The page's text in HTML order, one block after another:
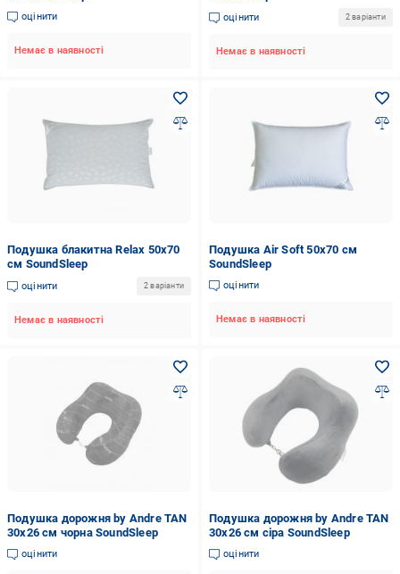
оцінити
Немає в наявності
оцінити 2 варіанти
Немає в наявності
Подушка блакитна Relax 50х70
см SoundSleep
оцінити 2 варіанти
Немає в наявності
Подушка Air Soft 50х70 см
SoundSleep
оцінити
Немає в наявності
Подушка дорожня by Andre TAN
30х26 см чорна SoundSleep
оцінити
Подушка дорожня by Andre TAN
30х26 см сіра SoundSleep
оцінити